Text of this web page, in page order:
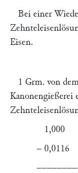
Bei einer
Eisen.
1 Grm. von
Kanonengießerei
1,000
– 0,0116